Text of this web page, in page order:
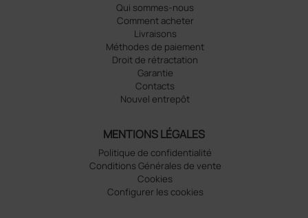
Qui sommes-nous
Comment acheter
Livraisons
Méthodes de paiement
Droit de rétractation
Garantie
Contacts
Nouvel entrepôt
MENTIONS LÉGALES
Politique de confidentialité
Conditions Générales de vente
Cookies
Configurer les cookies